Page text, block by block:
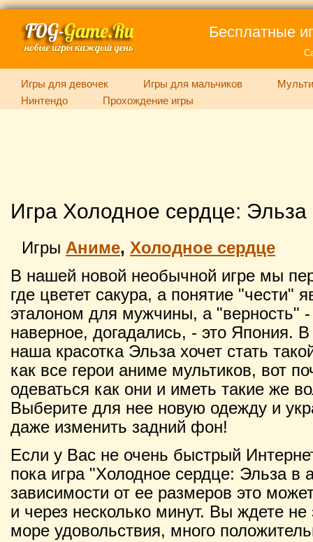
Бесплатные
Игры для девочек Игры для мальчиков
Нинтендо
Прохождение игры
Игра Холодное сердце:
Игры Аниме, Холодное сердце
В нашей новой необычной игре мы
где цветет сакура, а понятие "чести"
эталоном для мужчины, а "верность"
наверное, догадались, - это Япония.
наша красотка Эльза хочет стать
как все герои аниме мультиков, вот
одеваться как они и иметь такие же
Выберите для нее новую одежду и
даже изменить задний фон!
Если у Вас не очень быстрый
пока игра "Холодное сердце: Эльза в
зависимости от ее размеров это
и через несколько минут. Вы ждете не
море удовольствия, много